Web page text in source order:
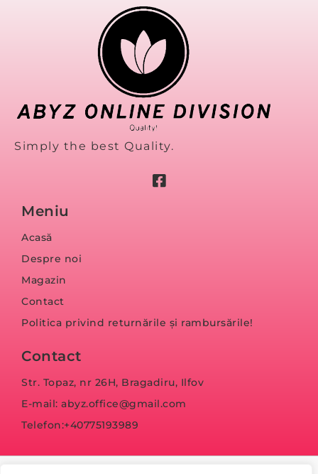
Simply the best Quality.
Meniu
Acasă
Despre noi
Magazin
Contact
Politica privind returnările și rambursările!
Contact
Str. Topaz, nr 26H, Bragadiru, Ilfov
E-mail: abyz.office@gmail.com
Telefon:+40775193989